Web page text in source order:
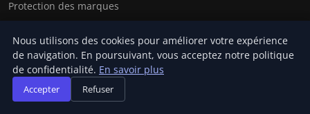
Protection des marques
LIENS UTILES
Contact
Nous utilisons des cookies pour améliorer votre expérience
de navigation. En poursuivant, vous acceptez notre politique
de confidentialité. En savoir plus
Accepter Refuser